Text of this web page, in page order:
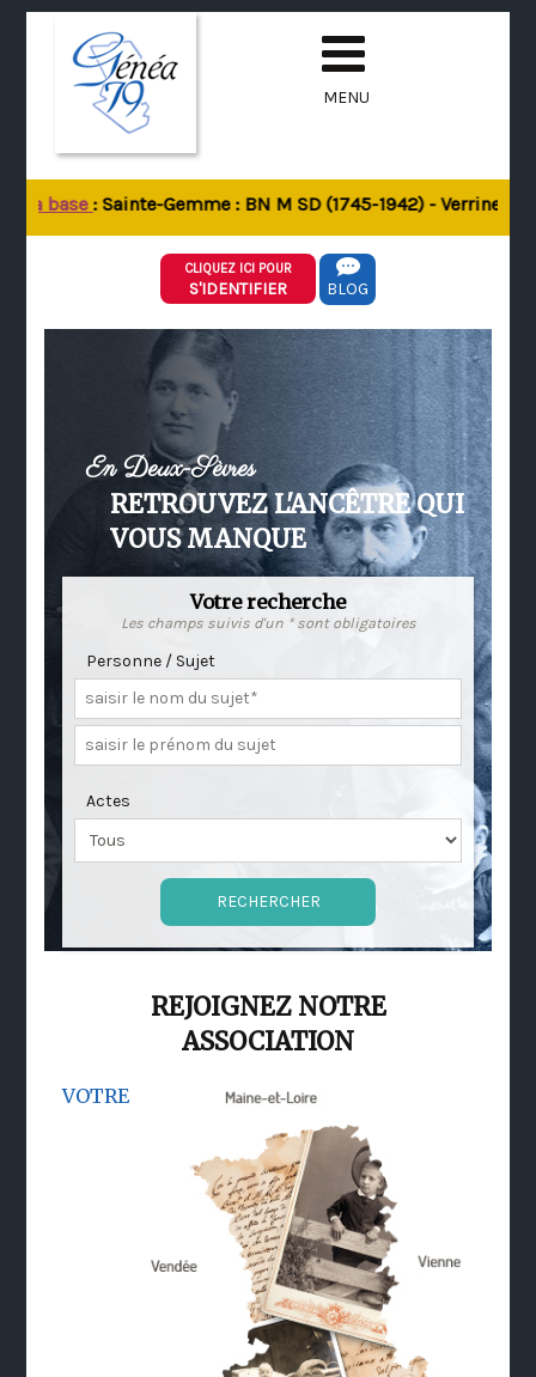
MENU
la base: Sainte-Gemme : BN M SD (1745-1942) - Verrines-
CLIQUEZ ICI POUR
S'IDENTIFIER BLOG
En Deux-Sèvres
RETROUVEZ L'ANCÊTRE QUI
VOUS MANQUE
Votre recherche
Les champs suivis d'un * sont obligatoires
Personne / Sujet
Actes
REJOIGNEZ NOTRE
ASSOCIATION
VOTRE